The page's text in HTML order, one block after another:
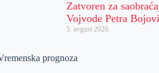
Zatvoren za
Vojvode Petra
5. avgust 2026.
prognoza